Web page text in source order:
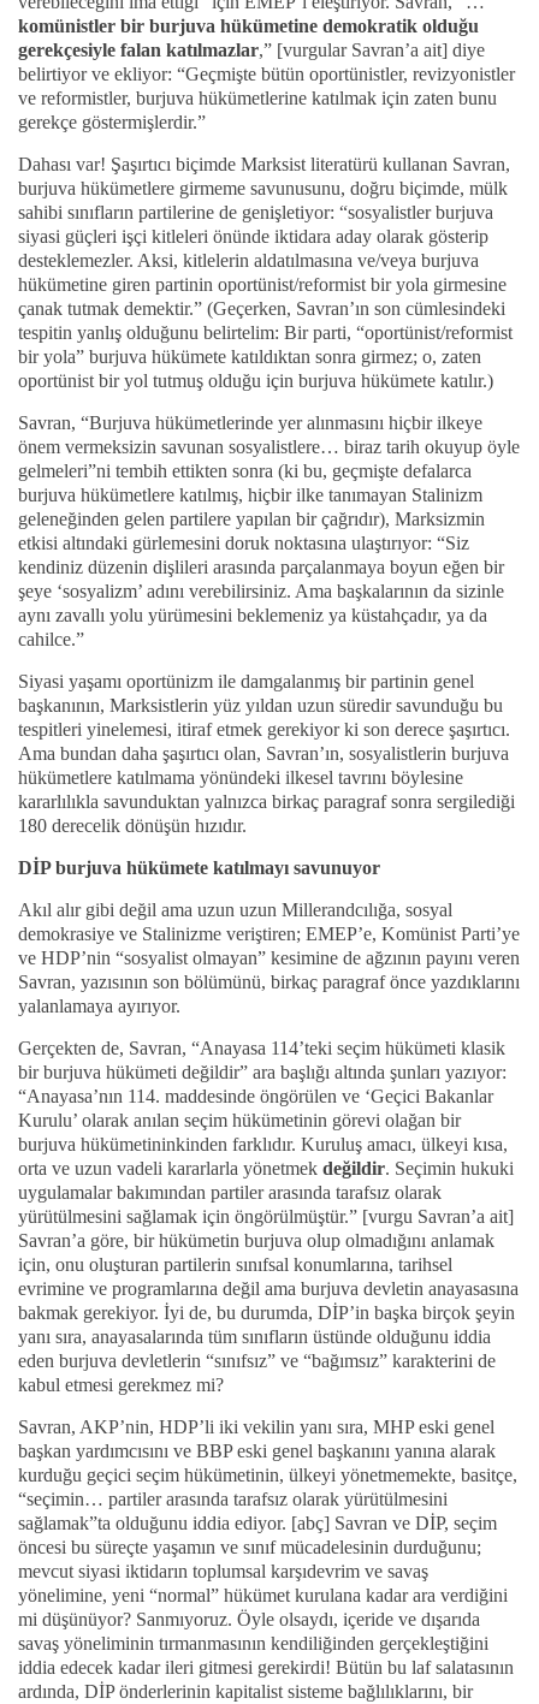
komünistler bir burjuva hükümetine demokratik olduğu
gerekçesiyle falan katılmazlar,” [vurgular Savran’a ait] diye
belirtiyor ve ekliyor: “Geçmişte bütün oportünistler, revizyonistler
ve reformistler, burjuva hükümetlerine katılmak için zaten bunu
gerekçe göstermişlerdir.”
Dahası var! Şaşırtıcı biçimde Marksist literatürü kullanan Savran,
burjuva hükümetlere girmeme savunusunu, doğru biçimde, mülk
sahibi sınıfların partilerine de genişletiyor: “sosyalistler burjuva
siyasi güçleri işçi kitleleri önünde iktidara aday olarak gösterip
desteklemezler. Aksi, kitlelerin aldatılmasına ve/veya burjuva
hükümetine giren partinin oportünist/reformist bir yola girmesine
çanak tutmak demektir.” (Geçerken, Savran’ın son cümlesindeki
tespitin yanlış olduğunu belirtelim: Bir parti, “oportünist/reformist
bir yola” burjuva hükümete katıldıktan sonra girmez; o, zaten
oportünist bir yol tutmuş olduğu için burjuva hükümete katılır.)
Savran, “Burjuva hükümetlerinde yer alınmasını hiçbir ilkeye
önem vermeksizin savunan sosyalistlere… biraz tarih okuyup öyle
gelmeleri”ni tembih ettikten sonra (ki bu, geçmişte defalarca
burjuva hükümetlere katılmış, hiçbir ilke tanımayan Stalinizm
geleneğinden gelen partilere yapılan bir çağrıdır), Marksizmin
etkisi altındaki gürlemesini doruk noktasına ulaştırıyor: “Siz
kendiniz düzenin dişlileri arasında parçalanmaya boyun eğen bir
şeye ‘sosyalizm’ adını verebilirsiniz. Ama başkalarının da sizinle
aynı zavallı yolu yürümesini beklemeniz ya küstahçadır, ya da
cahilce.”
Siyasi yaşamı oportünizm ile damgalanmış bir partinin genel
başkanının, Marksistlerin yüz yıldan uzun süredir savunduğu bu
tespitleri yinelemesi, itiraf etmek gerekiyor ki son derece şaşırtıcı.
Ama bundan daha şaşırtıcı olan, Savran’ın, sosyalistlerin burjuva
hükümetlere katılmama yönündeki ilkesel tavrını böylesine
kararlılıkla savunduktan yalnızca birkaç paragraf sonra sergilediği
180 derecelik dönüşün hızıdır.
DİP burjuva hükümete katılmayı savunuyor
Akıl alır gibi değil ama uzun uzun Millerandcılığa, sosyal
demokrasiye ve Stalinizme veriştiren; EMEP’e, Komünist Parti’ye
ve HDP’nin “sosyalist olmayan” kesimine de ağzının payını veren
Savran, yazısının son bölümünü, birkaç paragraf önce yazdıklarını
yalanlamaya ayırıyor.
Gerçekten de, Savran, “Anayasa 114’teki seçim hükümeti klasik
bir burjuva hükümeti değildir” ara başlığı altında şunları yazıyor:
“Anayasa’nın 114. maddesinde öngörülen ve ‘Geçici Bakanlar
Kurulu’ olarak anılan seçim hükümetinin görevi olağan bir
burjuva hükümetininkinden farklıdır. Kuruluş amacı, ülkeyi kısa,
orta ve uzun vadeli kararlarla yönetmek değildir. Seçimin hukuki
uygulamalar bakımından partiler arasında tarafsız olarak
yürütülmesini sağlamak için öngörülmüştür.” [vurgu Savran’a ait]
Savran’a göre, bir hükümetin burjuva olup olmadığını anlamak
için, onu oluşturan partilerin sınıfsal konumlarına, tarihsel
evrimine ve programlarına değil ama burjuva devletin anayasasına
bakmak gerekiyor. İyi de, bu durumda, DİP’in başka birçok şeyin
yanı sıra, anayasalarında tüm sınıfların üstünde olduğunu iddia
eden burjuva devletlerin “sınıfsız” ve “bağımsız” karakterini de
kabul etmesi gerekmez mi?
Savran, AKP’nin, HDP’li iki vekilin yanı sıra, MHP eski genel
başkan yardımcısını ve BBP eski genel başkanını yanına alarak
kurduğu geçici seçim hükümetinin, ülkeyi yönetmemekte, basitçe,
“seçimin… partiler arasında tarafsız olarak yürütülmesini
sağlamak”ta olduğunu iddia ediyor. [abç] Savran ve DİP, seçim
öncesi bu süreçte yaşamın ve sınıf mücadelesinin durduğunu;
mevcut siyasi iktidarın toplumsal karşıdevrim ve savaş
yönelimine, yeni “normal” hükümet kurulana kadar ara verdiğini
mi düşünüyor? Sanmıyoruz. Öyle olsaydı, içeride ve dışarıda
savaş yöneliminin tırmanmasının kendiliğinden gerçekleştiğini
iddia edecek kadar ileri gitmesi gerekirdi! Bütün bu laf salatasının
ardında, DİP önderlerinin kapitalist sisteme bağlılıklarını, bir